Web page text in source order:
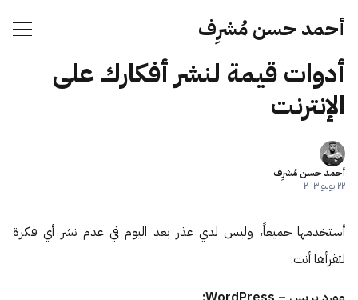
أحمد حسن مُشرِف
أدوات قيمة لنشر أفكارك على
الإنترنت
أحمد حسن مُشرِف
٢٢ يوليو ٢٠١٣
أستخدمها جميعاً، وليس لدي عذر بعد اليوم في عدم نشر أي فكرة
لتقرأها أنت.